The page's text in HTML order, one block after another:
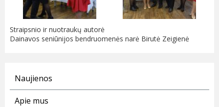
Straipsnio ir nuotraukų autorė
Dainavos seniūnijos bendruomenės narė Birutė Zeigienė
Naujienos
Apie mus